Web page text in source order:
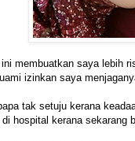
membuatkan saya lebih
izinkan saya
tak setuju kerana
hospital kerana sekarang